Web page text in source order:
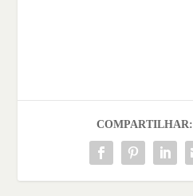
COMPARTILHAR: